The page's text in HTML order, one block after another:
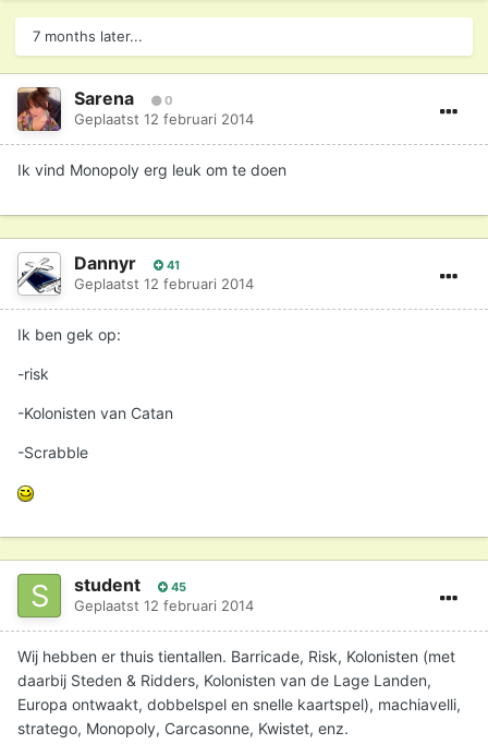
7 months later...
Sarena 0
Geplaatst 12 februari 2014
Ik vind Monopoly erg leuk om te doen
Dannyr 41
Geplaatst 12 februari 2014
Ik ben gek op:
-risk
-Kolonisten van Catan
-Scrabble
student 45
Geplaatst 12 februari 2014
Wij hebben er thuis tientallen. Barricade, Risk, Kolonisten (met
daarbij Steden & Ridders, Kolonisten van de Lage Landen,
Europa ontwaakt, dobbelspel en snelle kaartspel), machiavelli,
stratego, Monopoly, Carcasonne, Kwistet, enz.